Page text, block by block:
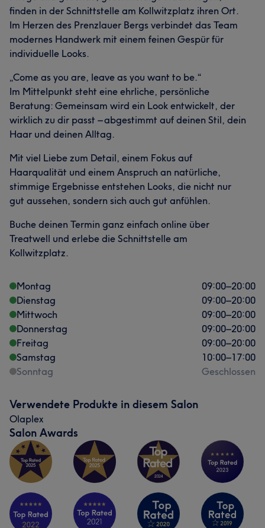
finden in der Schnittstelle am Kollwitzplatz ihren Ort.
Im Herzen des Prenzlauer Bergs verbindet das Team
modernes Handwerk mit einem feinen Gespür für
individuelle Looks.
„Come as you are, leave as you want to be.“
Im Mittelpunkt steht eine ehrliche, persönliche
Beratung: Gemeinsam wird ein Look entwickelt, der
wirklich zu dir passt – abgestimmt auf deinen Stil, dein
Haar und deinen Alltag.
Mit viel Liebe zum Detail, einem Fokus auf
Haarqualität und einem Anspruch an natürliche,
stimmige Ergebnisse entstehen Looks, die nicht nur
gut aussehen, sondern sich auch gut anfühlen.
Buche deinen Termin ganz einfach online über
Treatwell und erlebe die Schnittstelle am
Kollwitzplatz.
Montag 09:00–20:00
Dienstag
09:00–20:00
Mittwoch
09:00–20:00
Donnerstag
09:00–20:00
Freitag
09:00–20:00
Samstag
10:00–17:00
Sonntag
Geschlossen
Verwendete Produkte in diesem Salon
Olaplex
Salon Awards